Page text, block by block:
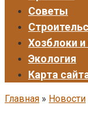
Советы
Хозблоки
Экология
Карта
Главная » Новости